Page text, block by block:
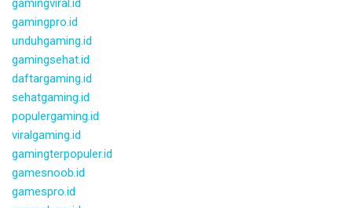
gamingviral.id
gamingpro.id
unduhgaming.id
gamingsehat.id
daftargaming.id
sehatgaming.id
populergaming.id
viralgaming.id
gamingterpopuler.id
gamesnoob.id
gamespro.id